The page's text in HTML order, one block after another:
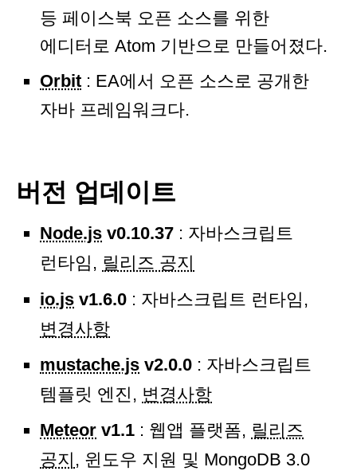
등 페이스북 오픈 소스를 위한
에디터로 Atom 기반으로 만들어졌다.
Orbit : EA에서 오픈 소스로 공개한
자바 프레임워크다.
버전 업데이트
Node.js v0.10.37 : 자바스크립트
런타임, 릴리즈 공지
io.js v1.6.0 : 자바스크립트 런타임,
변경사항
mustache.js v2.0.0 : 자바스크립트
템플릿 엔진, 변경사항
Meteor v1.1 : 웹앱 플랫폼, 릴리즈
공지 , 윈도우 지원 및 MongoDB 3.0